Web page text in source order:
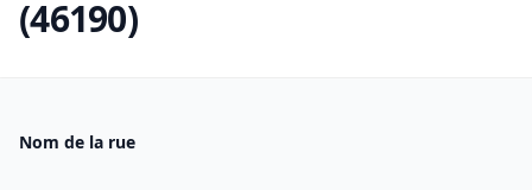
(46190)
Nom de la rue